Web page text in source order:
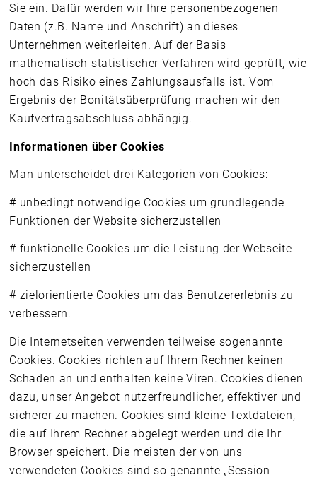
Sie ein. Dafür werden wir Ihre personenbezogenen
Daten (z.B. Name und Anschrift) an dieses
Unternehmen weiterleiten. Auf der Basis
mathematisch-statistischer Verfahren wird geprüft, wie
hoch das Risiko eines Zahlungsausfalls ist. Vom
Ergebnis der Bonitätsüberprüfung machen wir den
Kaufvertragsabschluss abhängig.
Informationen über Cookies
Man unterscheidet drei Kategorien von Cookies:
# unbedingt notwendige Cookies um grundlegende
Funktionen der Website sicherzustellen
# funktionelle Cookies um die Leistung der Webseite
sicherzustellen
# zielorientierte Cookies um das Benutzererlebnis zu
verbessern.
Die Internetseiten verwenden teilweise sogenannte
Cookies. Cookies richten auf Ihrem Rechner keinen
Schaden an und enthalten keine Viren. Cookies dienen
dazu, unser Angebot nutzerfreundlicher, effektiver und
sicherer zu machen. Cookies sind kleine Textdateien,
die auf Ihrem Rechner abgelegt werden und die Ihr
Browser speichert. Die meisten der von uns
verwendeten Cookies sind so genannte „Session-